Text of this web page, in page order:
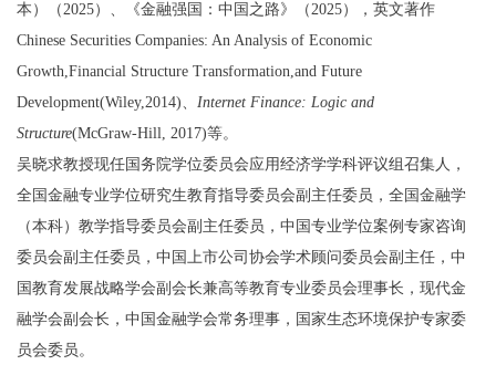
本）（2025）、《金融强国：中国之路》（2025），英文著作
Chinese Securities Companies: An Analysis of Economic
Growth,Financial Structure Transformation,and Future
Development(Wiley,2014)、 Internet Finance: Logic and
Structure(McGraw-Hill, 2017)等。
吴晓求教授现任国务院学位委员会应用经济学学科评议组召集人，
全国金融专业学位研究生教育指导委员会副主任委员，全国金融学
（本科）教学指导委员会副主任委员，中国专业学位案例专家咨询
委员会副主任委员，中国上市公司协会学术顾问委员会副主任，中
国教育发展战略学会副会长兼高等教育专业委员会理事长，现代金
融学会副会长，中国金融学会常务理事，国家生态环境保护专家委
员会委员。